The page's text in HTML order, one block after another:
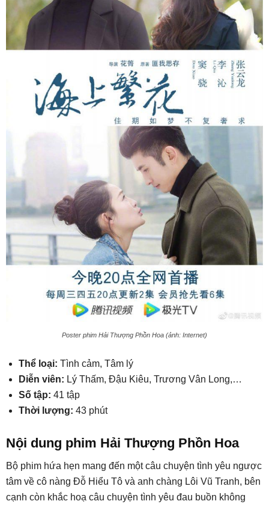
Poster phim Hải Thượng Phồn Hoa (ảnh: Internet)
Thể loại: Tình cảm, Tâm lý
Diễn viên: Lý Thấm, Đậu Kiêu, Trương Vân Long,…
Số tập: 41 tập
Thời lượng: 43 phút
Nội dung phim Hải Thượng Phồn Hoa
Bộ phim hứa hẹn mang đến một câu chuyện tình yêu ngược
tâm về cô nàng Đỗ Hiểu Tô và anh chàng Lôi Vũ Tranh, bên
cạnh còn khắc hoạ câu chuyện tình yêu đau buồn không